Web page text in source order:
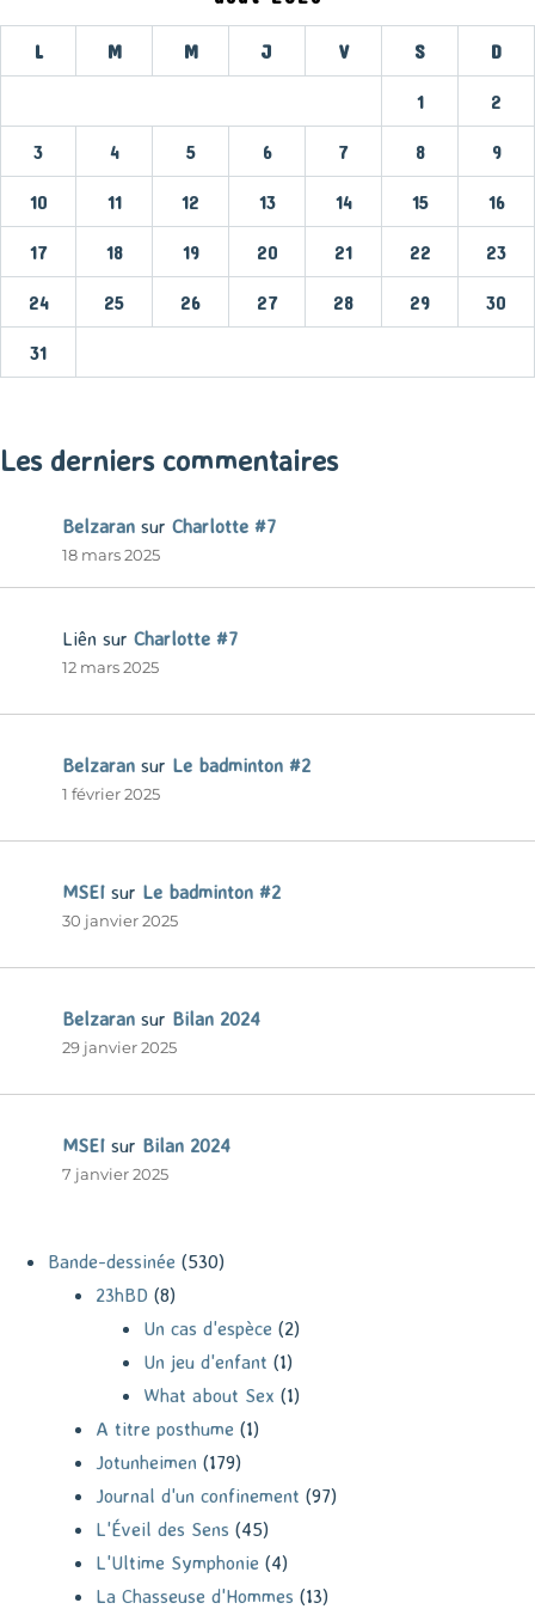
L M M J V S D
1 2
3 4 5 6 7 8 9
10 11 12 13 14 15 16
17 18 19 20 21 22 23
24 25 26 27 28 29 30
31
Les derniers commentaires
Belzaran sur Charlotte #7
18 mars 2025
Liên sur Charlotte #7
12 mars 2025
Belzaran sur Le badminton #2
1 février 2025
MSEI sur Le badminton #2
30 janvier 2025
Belzaran sur Bilan 2024
29 janvier 2025
MSEI sur Bilan 2024
7 janvier 2025
Bande-dessinée (530)
23hBD (8)
Un cas d'espèce (2)
Un jeu d'enfant (1)
What about Sex (1)
A titre posthume (1)
Jotunheimen (179)
Journal d'un confinement (97)
L'Éveil des Sens (45)
L'Ultime Symphonie (4)
La Chasseuse d'Hommes (13)